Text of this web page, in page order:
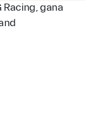
Racing, gana